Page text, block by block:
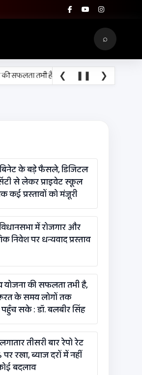
⌕
तभी है, जब ज़रूरत के समय लोगों तक उपचार
❮ ❚❚ ❯
के बड़े फैसले, डिजिटल
से लेकर प्राइवेट स्कूल
कई प्रस्तावों को मंजूरी
में रोजगार और
निवेश पर धन्यवाद प्रस्ताव
योजना की सफलता तभी है,
के समय लोगों तक
सके : डॉ. बलबीर सिंह
तीसरी बार रेपो रेट
रखा, ब्याज दरों में नहीं
बदलाव